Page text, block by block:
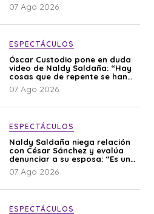
07 Ago 2026
ESPECTÁCULOS
Óscar Custodio pone en duda
video de Naldy Saldaña: “Hay
cosas que de repente se han
editado”
07 Ago 2026
ESPECTÁCULOS
Naldy Saldaña niega relación
con César Sánchez y evalúa
denunciar a su esposa: “Es una
difamación”
07 Ago 2026
ESPECTÁCULOS